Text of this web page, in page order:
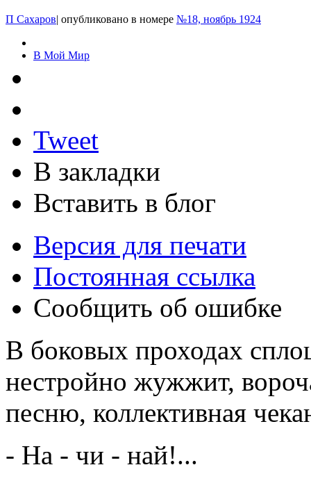
П Сахаров| опубликовано в номере №18, ноябрь 1924
В Мой Мир
Tweet
В закладки
Вставить в блог
Версия для печати
Постоянная ссылка
Сообщить об ошибке
В боковых проходах
нестройно жужжит,
песню, коллективная
- На - чи - най!...